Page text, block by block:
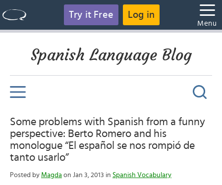
Try it Free Log in
Menu
Spanish Language Blog
Some problems with Spanish from a funny
perspective: Berto Romero and his
monologue “El español se nos rompió de
tanto usarlo”
Posted by Magda on Jan 3, 2013 in Spanish Vocabulary